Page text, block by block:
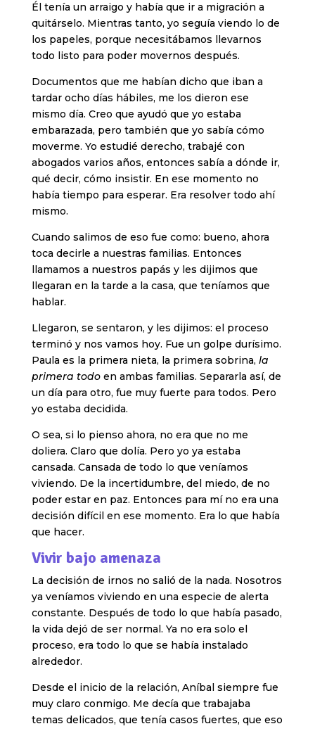
Él tenía un arraigo y había que ir a migración a
quitárselo. Mientras tanto, yo seguía viendo lo de
los papeles, porque necesitábamos llevarnos
todo listo para poder movernos después.
Documentos que me habían dicho que iban a
tardar ocho días hábiles, me los dieron ese
mismo día. Creo que ayudó que yo estaba
embarazada, pero también que yo sabía cómo
moverme. Yo estudié derecho, trabajé con
abogados varios años, entonces sabía a dónde ir,
qué decir, cómo insistir. En ese momento no
había tiempo para esperar. Era resolver todo ahí
mismo.
Cuando salimos de eso fue como: bueno, ahora
toca decirle a nuestras familias. Entonces
llamamos a nuestros papás y les dijimos que
llegaran en la tarde a la casa, que teníamos que
hablar.
Llegaron, se sentaron, y les dijimos: el proceso
terminó y nos vamos hoy. Fue un golpe durísimo.
Paula es la primera nieta, la primera sobrina, la
primera todoen ambas familias. Separarla así, de
un día para otro, fue muy fuerte para todos. Pero
yo estaba decidida.
O sea, si lo pienso ahora, no era que no me
doliera. Claro que dolía. Pero yo ya estaba
cansada. Cansada de todo lo que veníamos
viviendo. De la incertidumbre, del miedo, de no
poder estar en paz. Entonces para mí no era una
decisión difícil en ese momento. Era lo que había
que hacer.
Vivir bajo amenaza
La decisión de irnos no salió de la nada. Nosotros
ya veníamos viviendo en una especie de alerta
constante. Después de todo lo que había pasado,
la vida dejó de ser normal. Ya no era solo el
proceso, era todo lo que se había instalado
alrededor.
Desde el inicio de la relación, Aníbal siempre fue
muy claro conmigo. Me decía que trabajaba
temas delicados, que tenía casos fuertes, que eso